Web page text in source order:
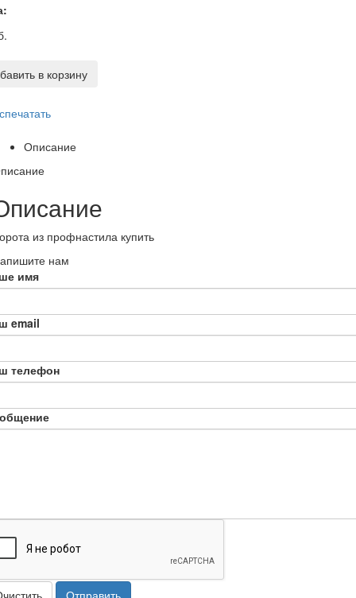
в корзину
Описание
из профнастила купить
нам
имя
email
телефон
Отправить